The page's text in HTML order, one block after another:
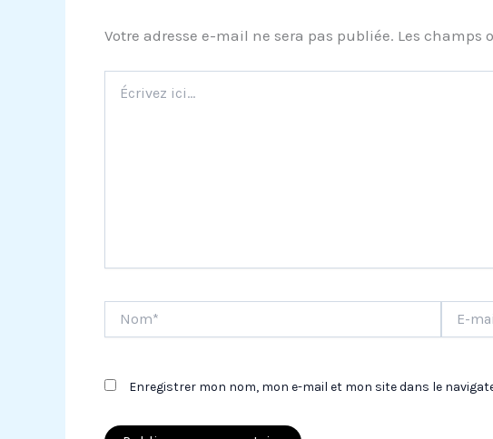
Votre adresse e-mail ne sera pas publiée. Les champs
ici…
mail*
Enregistrer mon nom, mon e-mail et mon site dans le